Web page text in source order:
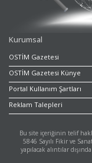
Kurumsal
OSTİM Gazetesi
OSTİM Gazetesi Künye
Portal Kullanım Şartları
Reklam Talepleri
Bu site içeriğinin telif
5846 Sayılı Fikir ve
yapılacak alıntılar